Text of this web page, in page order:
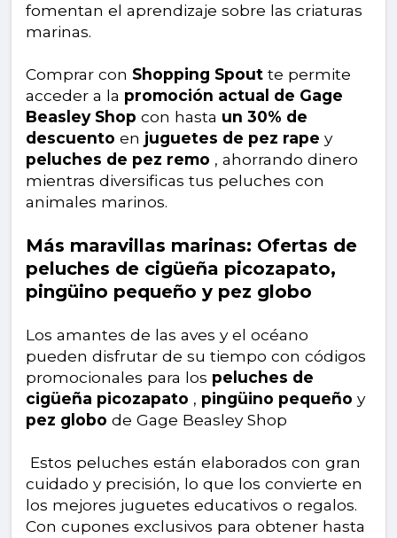
fomentan el aprendizaje sobre las criaturas
marinas.
Comprar con Shopping Spout te permite
acceder a la promoción actual de Gage
Beasley Shop con hasta un 30% de
descuento en juguetes de pez rape y
peluches de pez remo , ahorrando dinero
mientras diversificas tus peluches con
animales marinos.
Más maravillas marinas: Ofertas de
peluches de cigüeña picozapato,
pingüino pequeño y pez globo
Los amantes de las aves y el océano
pueden disfrutar de su tiempo con códigos
promocionales para los peluches de
cigüeña picozapato , pingüino pequeño y
pez globo de Gage Beasley Shop
Estos peluches están elaborados con gran
cuidado y precisión, lo que los convierte en
los mejores juguetes educativos o regalos.
Con cupones exclusivos para obtener hasta